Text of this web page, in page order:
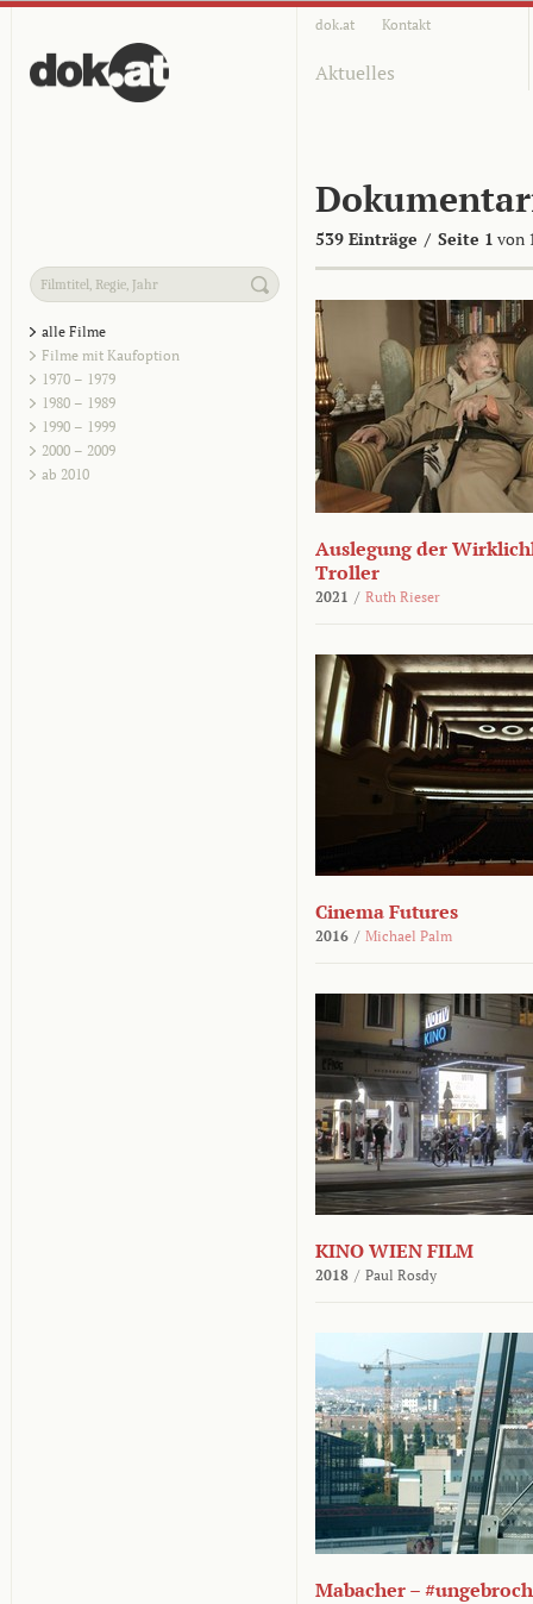
dok.at Kontakt
Aktuelles
539 Einträge / Seite 1 von
alle Filme
Filme mit Kaufoption
1970 – 1979
1980 – 1989
1990 – 1999
2000 – 2009
ab 2010
Auslegung der
Troller
2021 / Ruth Rieser
Cinema Futures
2016 / Michael Palm
KINO WIEN FILM
2018 / Paul Rosdy
Mabacher –